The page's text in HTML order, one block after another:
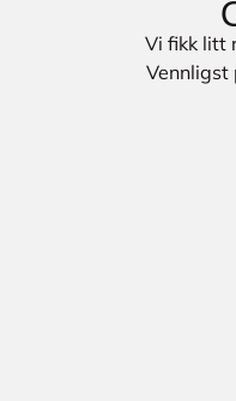
Vi fikk litt
Vennligst